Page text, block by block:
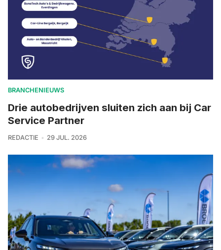
BRANCHENIEUWS
Drie autobedrijven sluiten zich aan bij Car
Service Partner
REDACTIE 29 JUL. 2026